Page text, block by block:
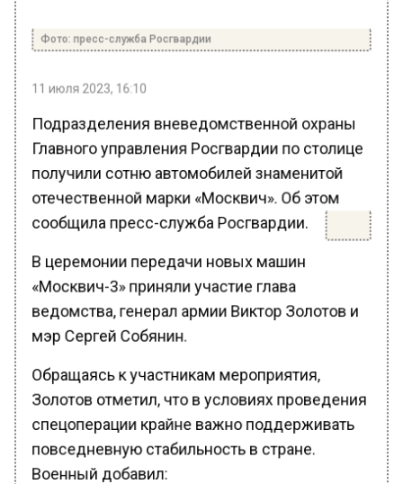
Главного управления Росгвардии по столице
получили сотню автомобилей знаменитой
отечественной марки «Москвич». Об этом
сообщила пресс-служба Росгвардии.
«Москвич-3» приняли участие глава
ведомства, генерал армии Виктор Золотов и
мэр Сергей Собянин.
Обращаясь к участникам мероприятия,
Золотов отметил, что в условиях проведения
спецоперации крайне важно поддерживать
повседневную стабильность в стране.
Военный добавил: